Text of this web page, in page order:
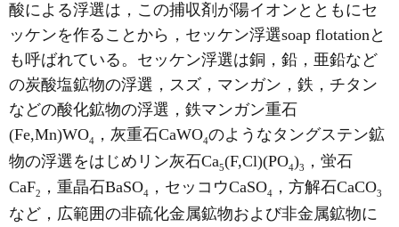
酸による浮選は，この捕収剤が陽イオンとともにセ
ッケンを作ることから，セッケン浮選soap flotationと
も呼ばれている。セッケン浮選は銅，鉛，亜鉛など
の炭酸塩鉱物の浮選，スズ，マンガン，鉄，チタン
などの酸化鉱物の浮選，鉄マンガン重石
(Fe,Mn)WO4 ，灰重石CaWO4のようなタングステン鉱
物の浮選をはじめリン灰石Ca5(F,Cl)(PO4)3
，蛍石
CaF2 ，重晶石BaSO4 ，セッコウCaSO4 ，方解石CaCO3
など，広範囲の非硫化金属鉱物および非金属鉱物に